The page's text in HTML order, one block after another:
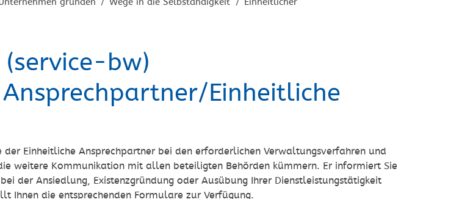
/ /
(service-bw)
Einheitliche
Einheitliche Ansprechpartner bei den erforderlichen Verwaltungsverfahren und
weitere Kommunikation mit allen beteiligten Behörden kümmern. Er informiert Sie
der Ansiedlung, Existenzgründung oder Ausübung Ihrer Dienstleistungstätigkeit
Ihnen die entsprechenden Formulare zur Verfügung.